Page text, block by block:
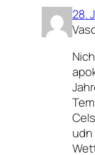
28.
udn